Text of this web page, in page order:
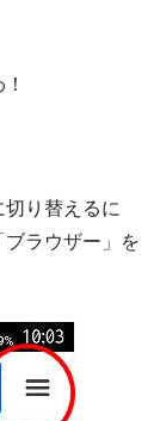
り替えるに
ラウザー」を